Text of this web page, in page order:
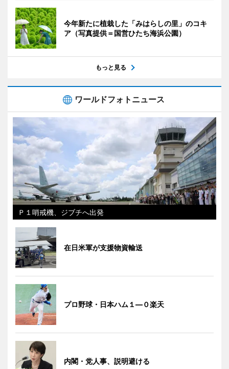
今年新たに植栽した「みはらしの里」のコキ
ア（写真提供＝国営ひたち海浜公園）
もっと見る
ワールドフォトニュース
Ｐ１哨戒機、ジブチへ出発
在日米軍が支援物資輸送
プロ野球・日本ハム１―０楽天
内閣・党人事、説明避ける